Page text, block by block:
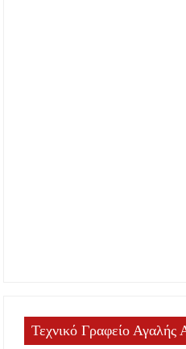
Τεχνικό Γραφείο Αγαλής